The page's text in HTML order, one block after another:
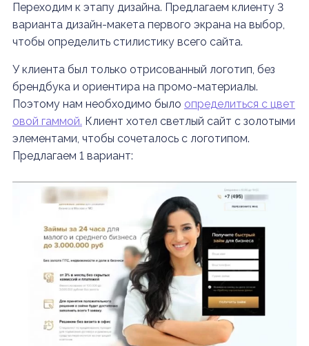
Переходим к этапу дизайна. Предлагаем клиенту 3
варианта дизайн-макета первого экрана на выбор,
чтобы определить стилистику всего сайта.
У клиента был только отрисованный логотип, без
брендбука и ориентира на промо-материалы.
Поэтому нам необходимо было определиться с цвет
овой гаммой. Клиент хотел светлый сайт с золотыми
элементами, чтобы сочеталось с логотипом.
Предлагаем 1 вариант: